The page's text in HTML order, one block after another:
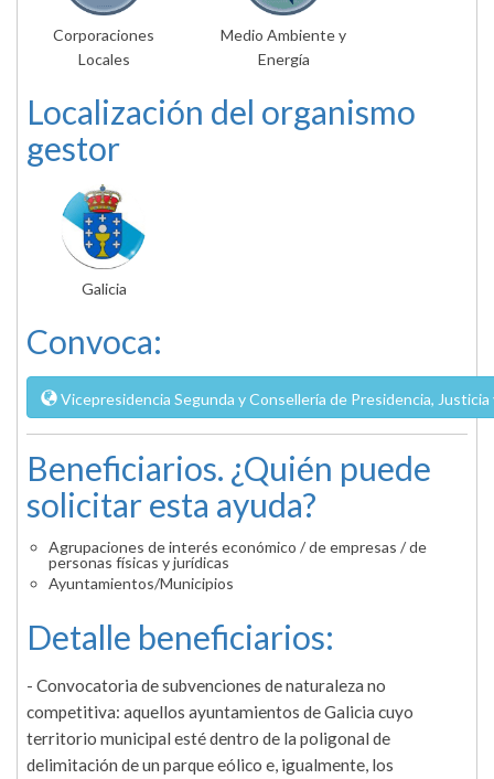
Corporaciones
Locales
Medio Ambiente y
Energía
Localización del organismo
gestor
Galicia
Convoca:
Vicepresidencia Segunda y Consellería de Presidencia,
Beneficiarios. ¿Quién puede
solicitar esta ayuda?
Agrupaciones de interés económico / de empresas / de
personas físicas y jurídicas
Ayuntamientos/Municipios
Detalle beneficiarios:
- Convocatoria de subvenciones de naturaleza no
competitiva: aquellos ayuntamientos de Galicia cuyo
territorio municipal esté dentro de la poligonal de
delimitación de un parque eólico e, igualmente, los